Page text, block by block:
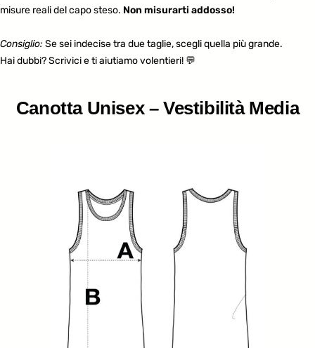
misure reali del capo steso. Non misurarti addosso!
Consiglio: Se sei indecisə tra due taglie, scegli quella più grande.
Hai dubbi? Scrivici e ti aiutiamo volentieri! 💬
Canotta Unisex – Vestibilità Media